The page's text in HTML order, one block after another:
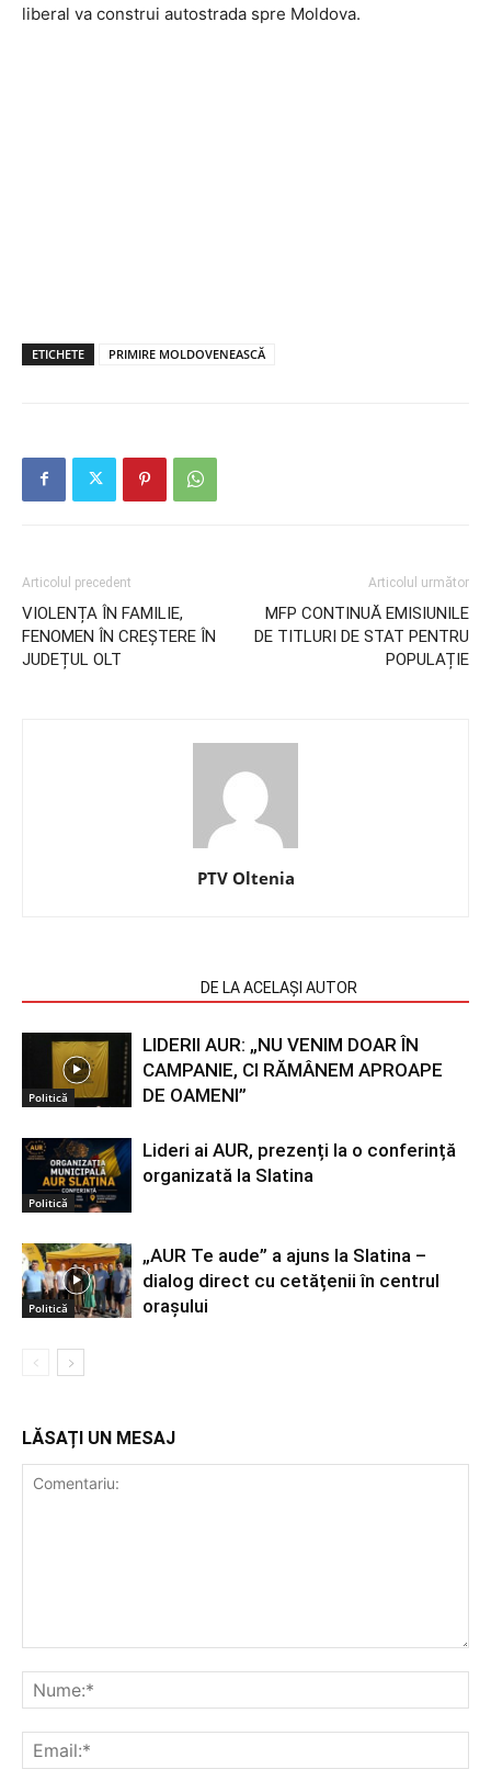
liberal va construi autostrada spre Moldova.
ETICHETE PRIMIRE MOLDOVENEASCĂ
Articolul precedent
VIOLENȚA ÎN FAMILIE,
FENOMEN ÎN CREȘTERE ÎN
JUDEȚUL OLT
Articolul următor
MFP CONTINUĂ EMISIUNILE
DE TITLURI DE STAT PENTRU
POPULAȚIE
PTV Oltenia
DE LA ACELAȘI AUTOR
Politică
LIDERII AUR: „NU VENIM DOAR ÎN
CAMPANIE, CI RĂMÂNEM APROAPE
DE OAMENI”
Politică
Lideri ai AUR, prezenți la o conferință
organizată la Slatina
Politică
„AUR Te aude” a ajuns la Slatina –
dialog direct cu cetățenii în centrul
orașului
LĂSAȚI UN MESAJ